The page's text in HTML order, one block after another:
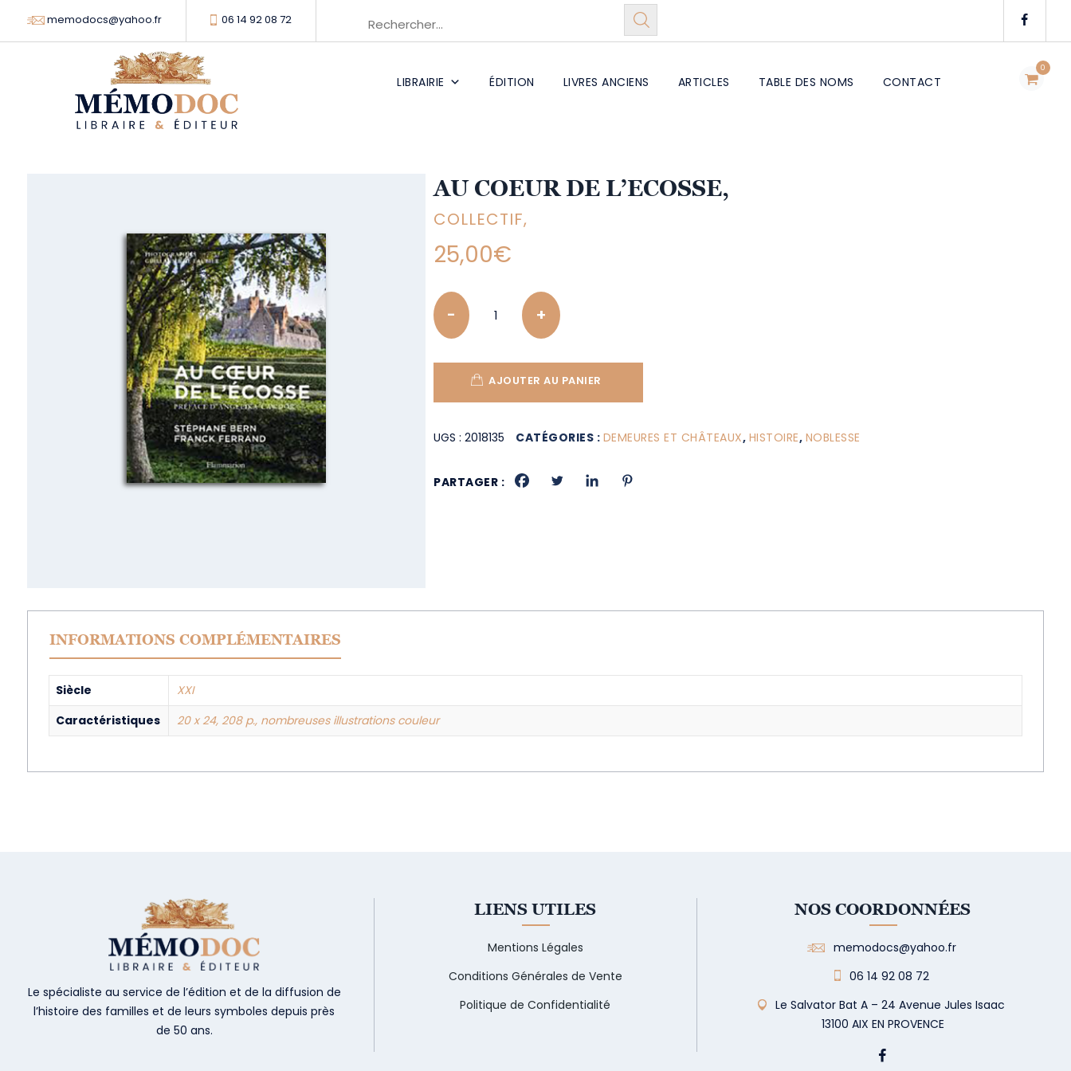
memodocs@yahoo.fr 06 14 92 08 72
0
LIBRAIRIE ÉDITION LIVRES ANCIENS ARTICLES TABLE DES NOMS CONTACT
AU COEUR DE L’ECOSSE,
COLLECTIF,
25,00€
Quantity
AJOUTER AU PANIER
UGS :2018135 CATÉGORIES : DEMEURES ET CHÂTEAUX, HISTOIRE, NOBLESSE
PARTAGER :
INFORMATIONS COMPLÉMENTAIRES
Siècle
XXI
Caractéristiques
20 x 24, 208 p., nombreuses illustrations couleur
Le spécialiste au service de l’édition et de la diffusion de
l’histoire des familles et de leurs symboles depuis près
de 50 ans.
LIENS UTILES
Mentions Légales
Conditions Générales de Vente
Politique de Confidentialité
NOS COORDONNÉES
memodocs@yahoo.fr
06 14 92 08 72
Le Salvator Bat A – 24 Avenue Jules Isaac
13100 AIX EN PROVENCE